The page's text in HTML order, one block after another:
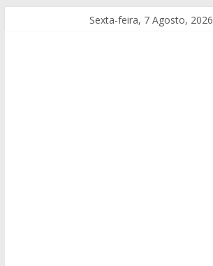
Sexta-feira, 7 Agosto, 2026